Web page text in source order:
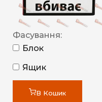
Фасування:
Блок
Ящик
В Кошик